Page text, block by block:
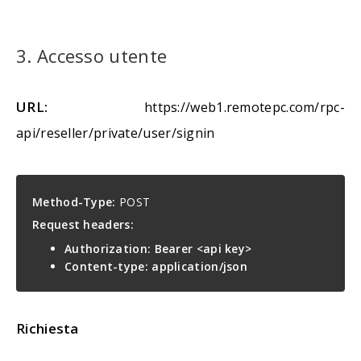
3. Accesso utente
URL: https://web1.remotepc.com/rpc-
api/reseller/private/user/signin
Method-Type: POST
Request headers:
Authorization: Bearer <api key>
Content-type: application/json
Richiesta